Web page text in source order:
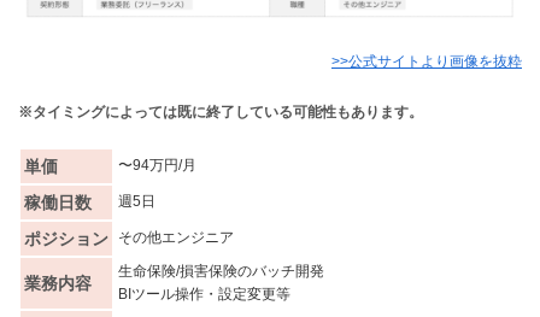
>>公式サイトより画像を抜粋
※タイミングによっては既に終了している可能性もあります。
単価 〜94万円/月
稼働日数 週5日
ポジション その他エンジニア
業務内容
生命保険/損害保険のバッチ開発
BIツール操作・設定変更等